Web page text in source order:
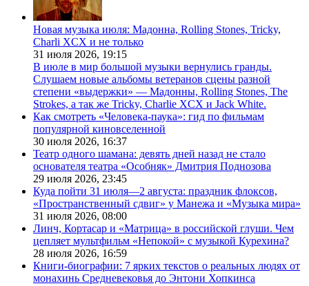
Новая музыка июля: Мадонна, Rolling Stones, Tricky,
Charli XCX и не только
31 июля 2026, 19:15
В июле в мир большой музыки вернулись гранды.
Слушаем новые альбомы ветеранов сцены разной
степени «выдержки» — Мадонны, Rolling Stones, The
Strokes, а так же Tricky, Charlie XCX и Jack White.
Как смотреть «Человека-паука»: гид по фильмам
популярной киновселенной
30 июля 2026, 16:37
Театр одного шамана: девять дней назад не стало
основателя театра «Особняк» Дмитрия Поднозова
29 июля 2026, 23:45
Куда пойти 31 июля—2 августа: праздник флоксов,
«Пространственный сдвиг» у Манежа и «Музыка мира»
31 июля 2026, 08:00
Линч, Кортасар и «Матрица» в российской глуши. Чем
цепляет мультфильм «Непокой» с музыкой Курехина?
28 июля 2026, 16:59
Книги-биографии: 7 ярких текстов о реальных людях от
монахинь Средневековья до Энтони Хопкинса